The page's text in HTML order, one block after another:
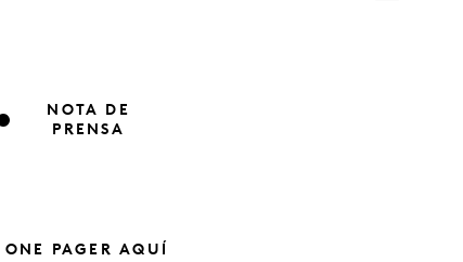
NOTA DE
PRENSA
ONE PAGER AQUÍ